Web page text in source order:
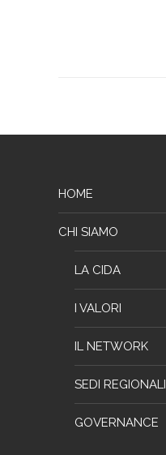
HOME
CHI SIAMO
LA CIDA
I VALORI
IL NETWORK
SEDI REGIONALI
GOVERNANCE